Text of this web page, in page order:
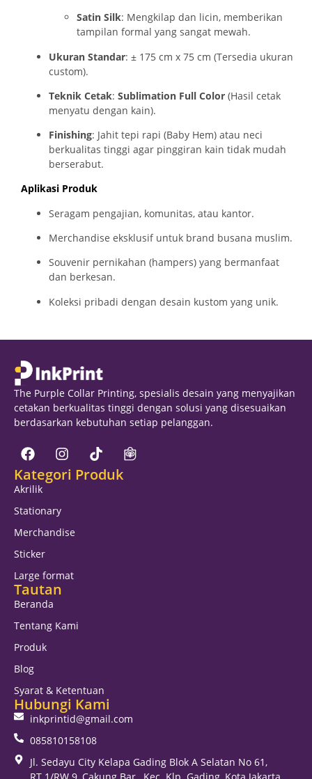
Satin Silk: Mengkilap dan licin, memberikan
tampilan formal yang sangat mewah.
Ukuran Standar: ± 175 cm x 75 cm (Tersedia ukuran
custom).
Teknik Cetak: Sublimation Full Color (Hasil cetak
menyatu dengan kain).
Finishing: Jahit tepi rapi (Baby Hem) atau neci
berkualitas tinggi agar pinggiran kain tidak mudah
berserabut.
Aplikasi Produk
Seragam pengajian, komunitas, atau kantor.
Merchandise eksklusif untuk brand busana muslim.
Souvenir pernikahan (hampers) yang bermanfaat
dan berkesan.
Koleksi pribadi dengan desain kustom yang unik.
The Purple Collar Printing, spesialis desain yang menyajikan
cetakan berkualitas tinggi dengan solusi yang disesuaikan
berdasarkan kebutuhan setiap pelanggan.
Kategori Produk
Akrilik
Stationary
Merchandise
Sticker
Large format
Tautan
Beranda
Tentang Kami
Produk
Blog
Syarat & Ketentuan
Hubungi Kami
inkprintid@gmail.com
085810158108
Jl. Sedayu City Kelapa Gading Blok A Selatan No 61,
RT.1/RW.9, Cakung Bar., Kec. Klp. Gading, Kota Jakarta